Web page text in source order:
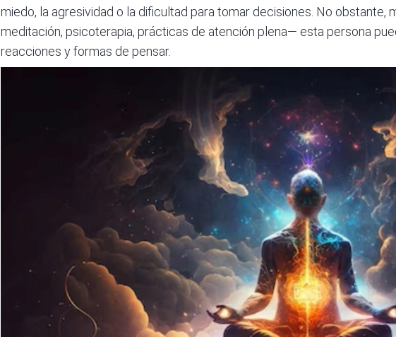
miedo, la agresividad o la dificultad para tomar decisiones. No obstante,
meditación, psicoterapia, prácticas de atención plena— esta persona
reacciones y formas de pensar.